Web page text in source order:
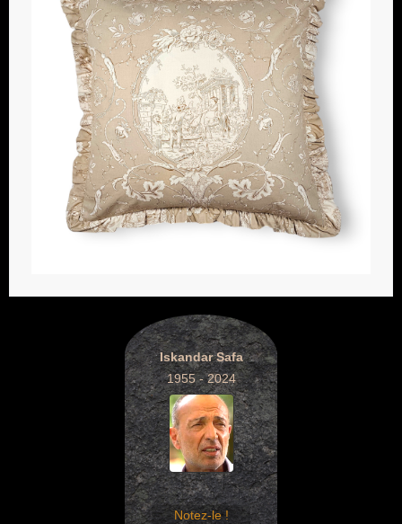
Iskandar Safa
1955 - 2024
Notez-le !